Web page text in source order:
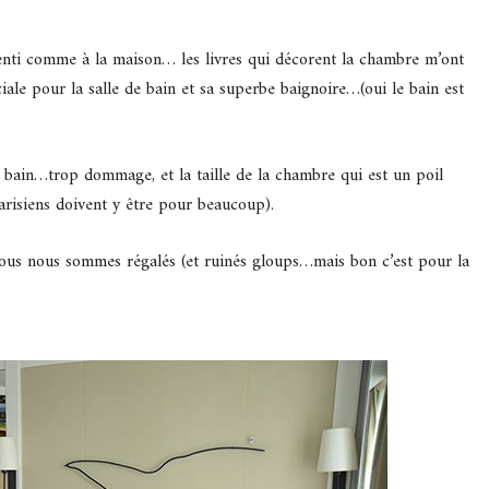
comme à la maison… les livres qui décorent la chambre m’ont
pour la salle de bain et sa superbe baignoire…(oui le bain est
dommage, et la taille de la chambre qui est un poil
doivent y être pour beaucoup).
nous sommes régalés (et ruinés gloups…mais bon c’est pour la